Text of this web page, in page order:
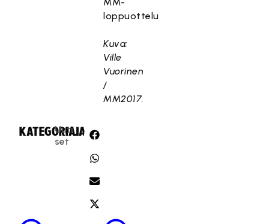
loppuottelu
Kuva:
Ville
Vuorinen
/
MM2017.
KATEGORIA:
Uuti
set
JAA: